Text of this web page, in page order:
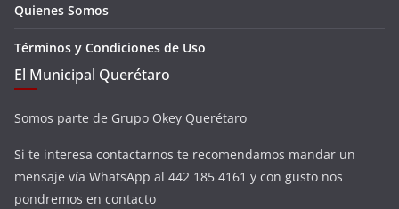
Quienes Somos
Términos y Condiciones de Uso
El Municipal Querétaro
Somos parte de Grupo Okey Querétaro
Si te interesa contactarnos te recomendamos mandar un
mensaje vía WhatsApp al 442 185 4161 y con gusto nos
pondremos en contacto